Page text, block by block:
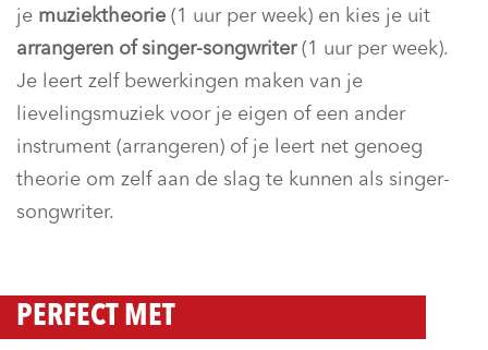
je muziektheorie (1 uur per week) en kies je uit
arrangeren of singer-songwriter (1 uur per week).
Je leert zelf bewerkingen maken van je
lievelingsmuziek voor je eigen of een ander
instrument (arrangeren) of je leert net genoeg
theorie om zelf aan de slag te kunnen als singer-
songwriter.
PERFECT MET